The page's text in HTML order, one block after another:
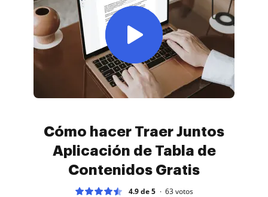
Cómo hacer Traer Juntos
Aplicación de Tabla de
Contenidos Gratis
4.9 de 5 63votos